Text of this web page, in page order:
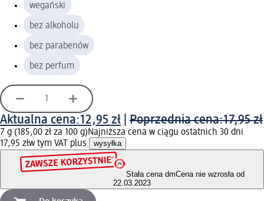
wegański
bez alkoholu
bez parabenów
bez perfum
Aktualna cena:12,95 zł Poprzednia cena:17,95 zł
7 g (185,00 zł za 100 g)Najniższa cena w ciągu ostatnich 30 dni
17,95 złw tym VAT plus wysyłka
Stała cena dmCena nie wzrosła od
22.03.2023